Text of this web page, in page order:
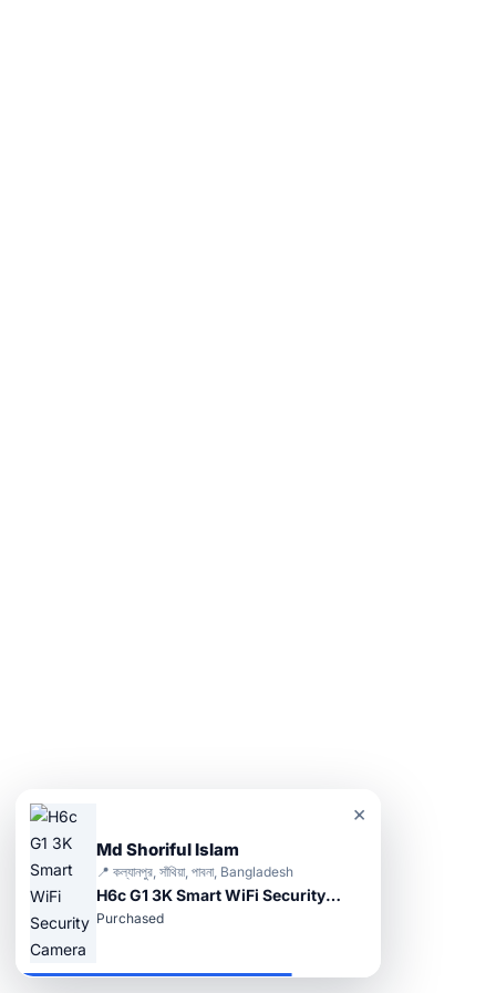
Md Shoriful Islam
📍 কল্যানপুর, সাঁথিয়া, পাবনা, Bangladesh
H6c G1 3K Smart WiFi Security Camera
Purchased
×